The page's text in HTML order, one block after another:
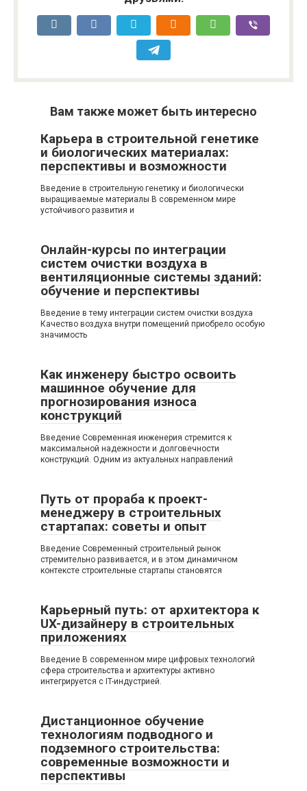
Вам также может быть интересно
Карьера в строительной генетике
и биологических материалах:
перспективы и возможности
Введение в строительную генетику и биологически
выращиваемые материалы В современном мире
устойчивого развития и
Онлайн-курсы по интеграции
систем очистки воздуха в
вентиляционные системы зданий:
обучение и перспективы
Введение в тему интеграции систем очистки воздуха
Качество воздуха внутри помещений приобрело особую
значимость
Как инженеру быстро освоить
машинное обучение для
прогнозирования износа
конструкций
Введение Современная инженерия стремится к
максимальной надежности и долговечности
конструкций. Одним из актуальных направлений
Путь от прораба к проект-
менеджеру в строительных
стартапах: советы и опыт
Введение Современный строительный рынок
стремительно развивается, и в этом динамичном
контексте строительные стартапы становятся
Карьерный путь: от архитектора к
UX-дизайнеру в строительных
приложениях
Введение В современном мире цифровых технологий
сфера строительства и архитектуры активно
интегрируется с IT-индустрией.
Дистанционное обучение
технологиям подводного и
подземного строительства:
современные возможности и
перспективы